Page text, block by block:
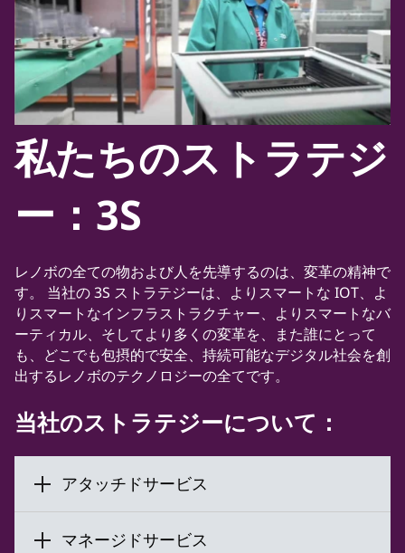
私たちのストラテジ
ー：3S
レノボの全ての物および人を先導するのは、変革の精神で
す。 当社の 3S ストラテジーは、よりスマートな IOT、よ
りスマートなインフラストラクチャー、よりスマートなバ
ーティカル、そしてより多くの変革を、また誰にとって
も、どこでも包摂的で安全、持続可能なデジタル社会を創
出するレノボのテクノロジーの全てです。
当社のストラテジーについて：
アタッチドサービス
マネージドサービス